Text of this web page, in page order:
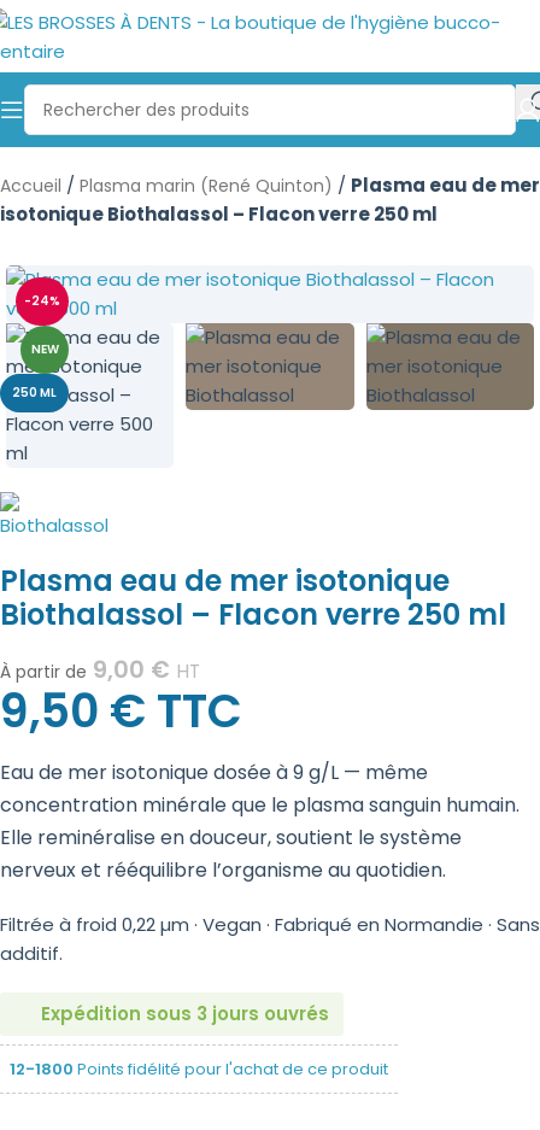
Accueil / Plasma marin (René Quinton) / Plasma eau de mer
isotonique Biothalassol – Flacon verre 250 ml
-24%
NEW
250 ML
Plasma eau de mer isotonique
Biothalassol – Flacon verre 250 ml
À partir de 9,00 € HT
9,50 € TTC
Eau de mer isotonique dosée à 9 g/L — même
concentration minérale que le plasma sanguin humain.
Elle reminéralise en douceur, soutient le système
nerveux et rééquilibre l’organisme au quotidien.
Filtrée à froid 0,22 µm · Vegan · Fabriqué en Normandie · Sans
additif.
Expédition sous 3 jours ouvrés
12-1800 Points fidélité pour l'achat de ce produit